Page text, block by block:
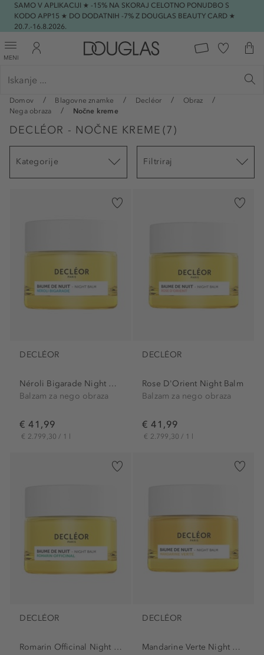
SAMO V APLIKACIJI ★ -15% NA SKORAJ CELOTNO PONUDBO S
KODO APP15 ★ DO DODATNIH -7% Z DOUGLAS BEAUTY CARD ★
20.7.-16.8.2026.
MENI
Domov Blagovne znamke Decléor
Obraz
Nega obraza
Nočne kreme
DECLÉOR - NOČNE KREME (7)
Kategorije Filtriraj
DECLÉOR
Néroli Bigarade Night Balm
Balzam za nego obraza
€ 41,99
€ 2.799,30 / 1 l
DECLÉOR
Rose D'Orient Night Balm
Balzam za nego obraza
€ 41,99
€ 2.799,30 / 1 l
DECLÉOR
Romarin Officinal Night Balm
DECLÉOR
Mandarine Verte Night Balm